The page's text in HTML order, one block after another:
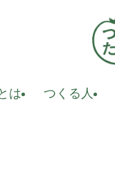
は つくる人